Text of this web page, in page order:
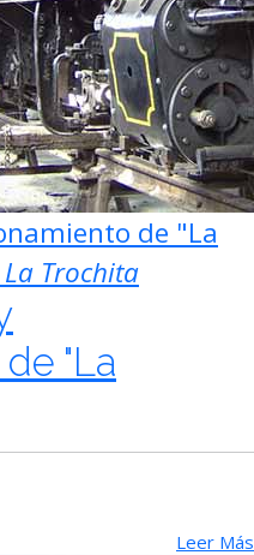
de "La
La Trochita
"La
Leer Más